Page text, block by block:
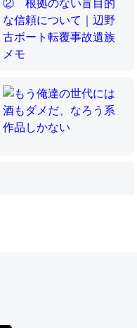
電中かが分かるのでこ
ケーションが劇的に変化し